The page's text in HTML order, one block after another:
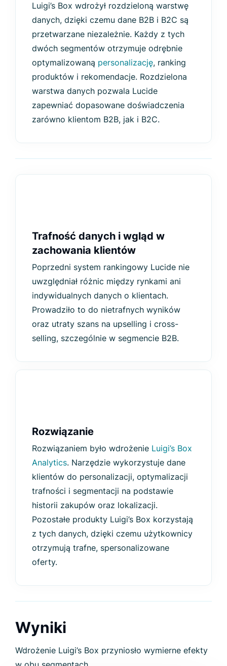
Luigi’s Box wdrożył rozdzieloną warstwę
danych, dzięki czemu dane B2B i B2C są
przetwarzane niezależnie. Każdy z tych
dwóch segmentów otrzymuje odrębnie
optymalizowaną personalizację, ranking
produktów i rekomendacje. Rozdzielona
warstwa danych pozwala Lucide
zapewniać dopasowane doświadczenia
zarówno klientom B2B, jak i B2C.
Trafność danych i wgląd w
zachowania klientów
Poprzedni system rankingowy Lucide nie
uwzględniał różnic między rynkami ani
indywidualnych danych o klientach.
Prowadziło to do nietrafnych wyników
oraz utraty szans na upselling i cross-
selling, szczególnie w segmencie B2B.
Rozwiązanie
Rozwiązaniem było wdrożenie Luigi’s Box
Analytics. Narzędzie wykorzystuje dane
klientów do personalizacji, optymalizacji
trafności i segmentacji na podstawie
historii zakupów oraz lokalizacji.
Pozostałe produkty Luigi’s Box korzystają
z tych danych, dzięki czemu użytkownicy
otrzymują trafne, spersonalizowane
oferty.
Wyniki
Wdrożenie Luigi’s Box przyniosło wymierne efekty